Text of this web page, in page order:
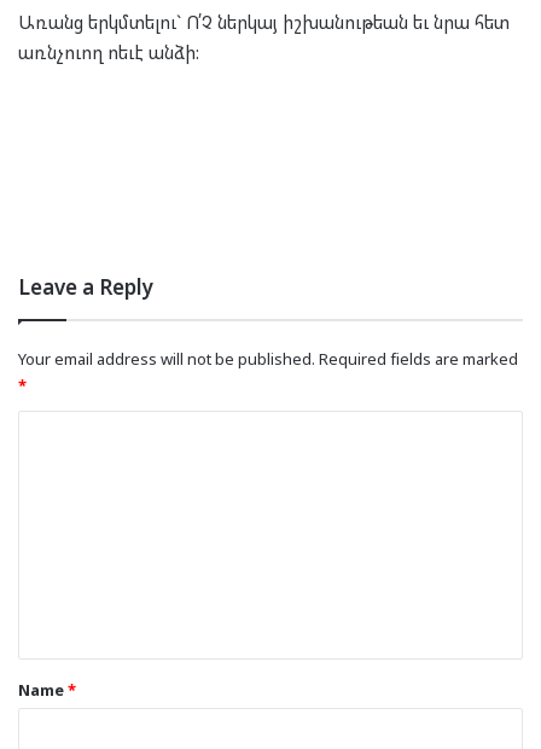
Առանց երկմտելու` Ո՛Չ ներկայ իշխանութեան եւ նրա հետ
առնչուող ոեւէ անձի:
Leave a Reply
Your email address will not be published. Required fields are marked
*
*Name*